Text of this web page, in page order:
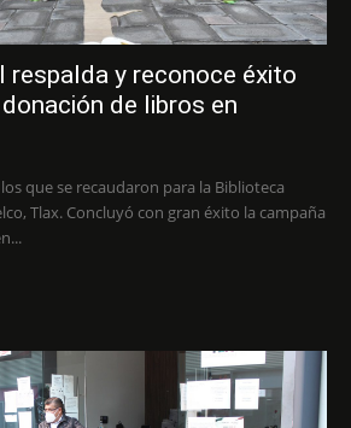
respalda y reconoce éxito
de libros en
que se recaudaron para la Biblioteca